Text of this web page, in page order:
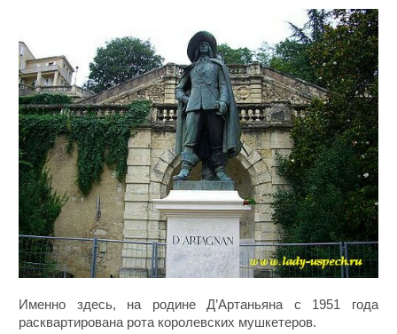
Именно здесь, на родине Д’Артаньяна с 1951 года
расквартирована рота королевских мушкетеров.